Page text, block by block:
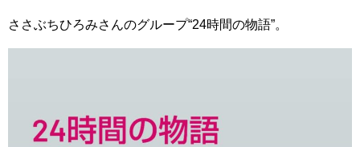
ささぶちひろみさんのグループ“24時間の物語”。